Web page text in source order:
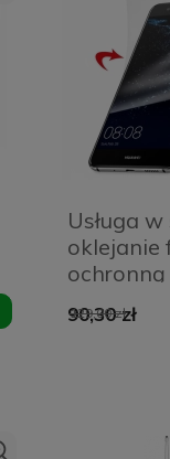
Usługa
oklejanie
ochronną
Anti-
90,30 zł
129,00 zł